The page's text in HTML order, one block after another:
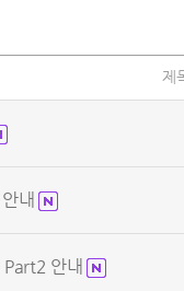
제
안내
Part2 안내